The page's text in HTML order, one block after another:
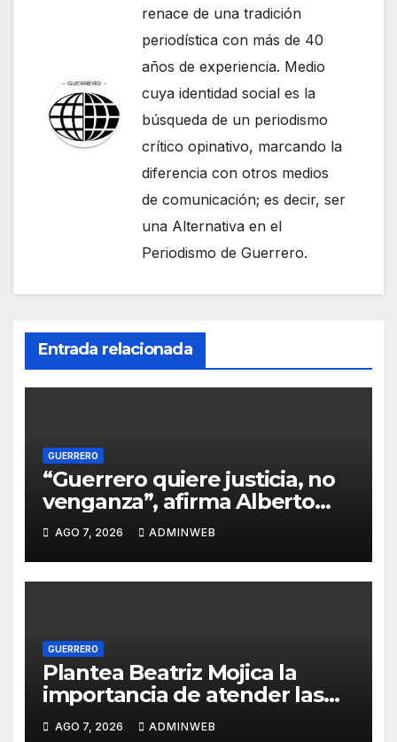
renace de una tradición
periodística con más de 40
años de experiencia. Medio
cuya identidad social es la
búsqueda de un periodismo
crítico opinativo, marcando la
diferencia con otros medios
de comunicación; es decir, ser
una Alternativa en el
Periodismo de Guerrero.
Entrada relacionada
GUERRERO
“Guerrero quiere justicia, no
venganza”, afirma Alberto
López Rosas tras detención
de Ángel Aguirre
AGO 7, 2026 ADMINWEB
GUERRERO
Plantea Beatriz Mojica la
importancia de atender las
causas para lograr la paz y el
AGO 7, 2026 ADMINWEB